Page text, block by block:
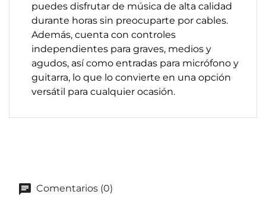
puedes disfrutar de música de alta calidad
durante horas sin preocuparte por cables.
Además, cuenta con controles
independientes para graves, medios y
agudos, así como entradas para micrófono y
guitarra, lo que lo convierte en una opción
versátil para cualquier ocasión.
Comentarios (0)